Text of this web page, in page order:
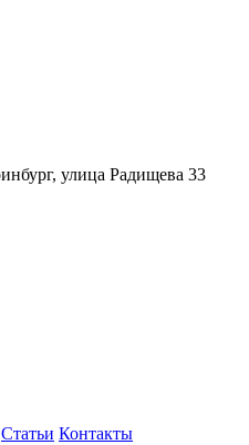
улица Радищева 33
Статьи Контакты